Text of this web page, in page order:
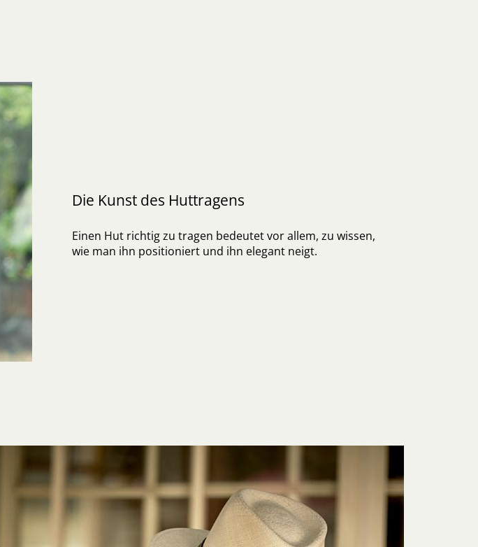
Die Kunst des Huttragens
Einen Hut richtig zu tragen bedeutet vor allem, zu wissen,
wie man ihn positioniert und ihn elegant neigt.